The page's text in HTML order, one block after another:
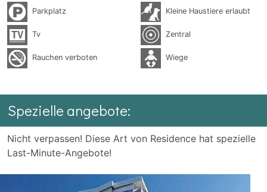
Parkplatz Kleine Haustiere erlaubt
Tv Zentral
Rauchen verboten Wiege
Spezielle angebote:
Nicht verpassen! Diese Art von Residence hat spezielle
Last-Minute-Angebote!